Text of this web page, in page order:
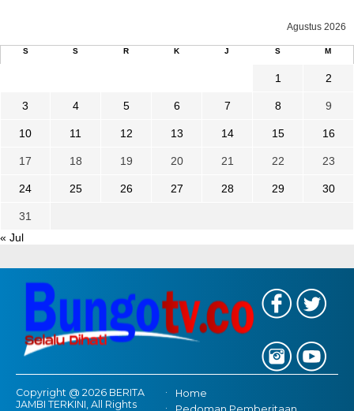
Agustus 2026
S S R K J S M
1 2
3 4 5 6 7 8 9
10 11 12 13 14 15 16
17 18 19 20 21 22 23
24 25 26 27 28 29 30
31
« Jul
Copyright @ 2026 BERITA
JAMBI TERKINI, All Rights
Home